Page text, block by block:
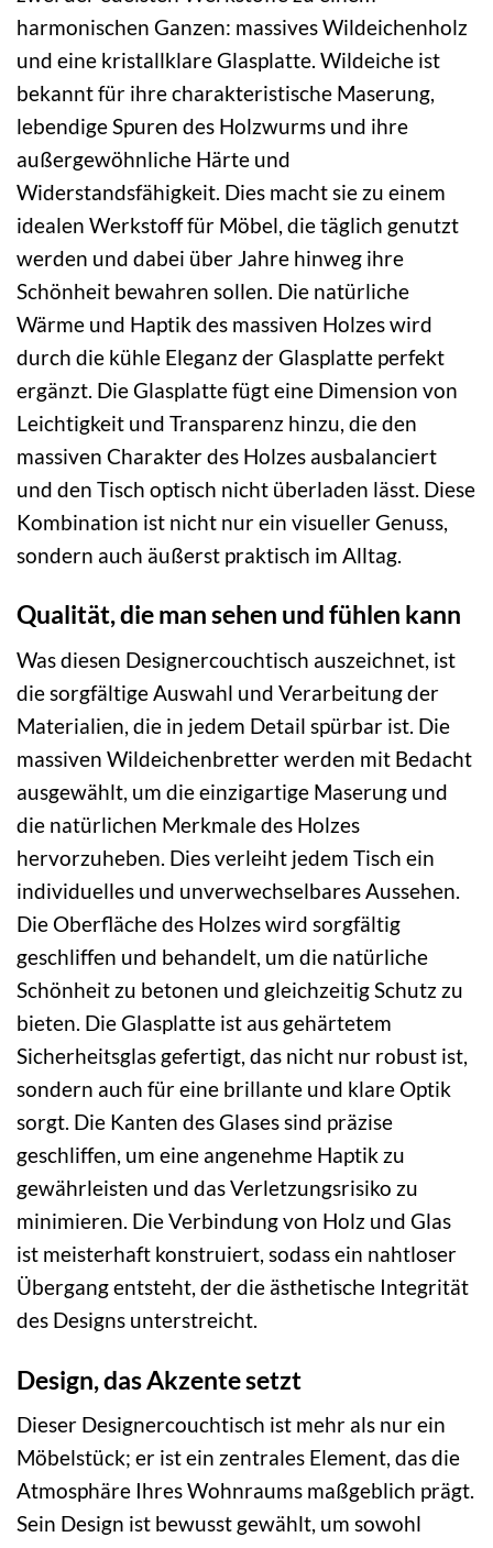
harmonischen Ganzen: massives Wildeichenholz
und eine kristallklare Glasplatte. Wildeiche ist
bekannt für ihre charakteristische Maserung,
lebendige Spuren des Holzwurms und ihre
außergewöhnliche Härte und
Widerstandsfähigkeit. Dies macht sie zu einem
idealen Werkstoff für Möbel, die täglich genutzt
werden und dabei über Jahre hinweg ihre
Schönheit bewahren sollen. Die natürliche
Wärme und Haptik des massiven Holzes wird
durch die kühle Eleganz der Glasplatte perfekt
ergänzt. Die Glasplatte fügt eine Dimension von
Leichtigkeit und Transparenz hinzu, die den
massiven Charakter des Holzes ausbalanciert
und den Tisch optisch nicht überladen lässt. Diese
Kombination ist nicht nur ein visueller Genuss,
sondern auch äußerst praktisch im Alltag.
Qualität, die man sehen und fühlen kann
Was diesen Designercouchtisch auszeichnet, ist
die sorgfältige Auswahl und Verarbeitung der
Materialien, die in jedem Detail spürbar ist. Die
massiven Wildeichenbretter werden mit Bedacht
ausgewählt, um die einzigartige Maserung und
die natürlichen Merkmale des Holzes
hervorzuheben. Dies verleiht jedem Tisch ein
individuelles und unverwechselbares Aussehen.
Die Oberfläche des Holzes wird sorgfältig
geschliffen und behandelt, um die natürliche
Schönheit zu betonen und gleichzeitig Schutz zu
bieten. Die Glasplatte ist aus gehärtetem
Sicherheitsglas gefertigt, das nicht nur robust ist,
sondern auch für eine brillante und klare Optik
sorgt. Die Kanten des Glases sind präzise
geschliffen, um eine angenehme Haptik zu
gewährleisten und das Verletzungsrisiko zu
minimieren. Die Verbindung von Holz und Glas
ist meisterhaft konstruiert, sodass ein nahtloser
Übergang entsteht, der die ästhetische Integrität
des Designs unterstreicht.
Design, das Akzente setzt
Dieser Designercouchtisch ist mehr als nur ein
Möbelstück; er ist ein zentrales Element, das die
Atmosphäre Ihres Wohnraums maßgeblich prägt.
Sein Design ist bewusst gewählt, um sowohl